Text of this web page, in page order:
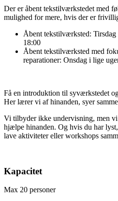
Der er åbent tekstilværkstedet med
mulighed for mere, hvis der er
Åbent tekstilværksted:
18:00
Åbent tekstilværksted med
reparationer: Onsdag i lige
Få en introduktion til syværkstedet
Her lærer vi af hinanden, syer
Vi tilbyder ikke undervisning, men
hjælpe hinanden. Og hvis du har
lave aktiviteter eller workshops
Kapacitet
Max 20 personer